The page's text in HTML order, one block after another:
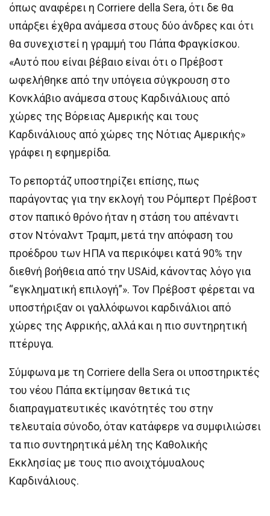
όπως αναφέρει η Corriere della Sera, ότι δε θα
υπάρξει έχθρα ανάμεσα στους δύο άνδρες και ότι
θα συνεχιστεί η γραμμή του Πάπα Φραγκίσκου.
«Αυτό που είναι βέβαιο είναι ότι ο Πρέβοστ
ωφελήθηκε από την υπόγεια σύγκρουση στο
Κονκλάβιο ανάμεσα στους Καρδινάλιους από
χώρες της Βόρειας Αμερικής και τους
Καρδινάλιους από χώρες της Νότιας Αμερικής»
γράφει η εφημερίδα.
Το ρεπορτάζ υποστηρίζει επίσης, πως
παράγοντας για την εκλογή του Ρόμπερτ Πρέβοστ
στον παπικό θρόνο ήταν η στάση του απέναντι
στον Ντόναλντ Τραμπ, μετά την απόφαση του
προέδρου των ΗΠΑ να περικόψει κατά 90% την
διεθνή βοήθεια από την USAid, κάνοντας λόγο για
“εγκληματική επιλογή”». Τον Πρέβοστ φέρεται να
υποστήριξαν οι γαλλόφωνοι καρδινάλιοι από
χώρες της Αφρικής, αλλά και η πιο συντηρητική
πτέρυγα.
Σύμφωνα με τη Corriere della Sera οι υποστηρικτές
του νέου Πάπα εκτίμησαν θετικά τις
διαπραγματευτικές ικανότητές του στην
τελευταία σύνοδο, όταν κατάφερε να συμφιλιώσει
τα πιο συντηρητικά μέλη της Καθολικής
Εκκλησίας με τους πιο ανοιχτόμυαλους
Καρδινάλιους.